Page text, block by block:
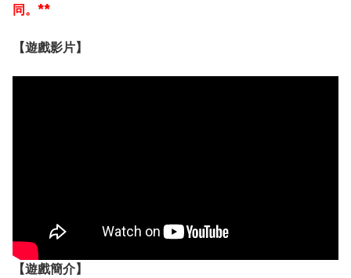
同。**
【遊戲影片】
【遊戲簡介】